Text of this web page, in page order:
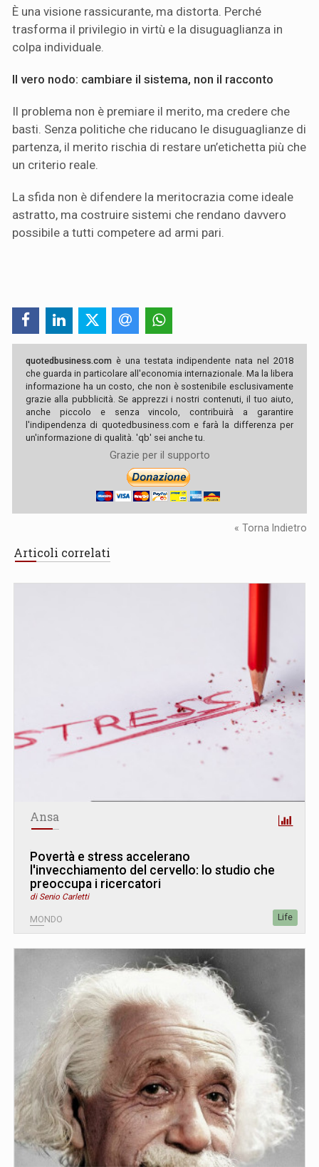
È una visione rassicurante, ma distorta. Perché
trasforma il privilegio in virtù e la disuguaglianza in
colpa individuale.
Il vero nodo: cambiare il sistema, non il racconto
Il problema non è premiare il merito, ma credere che
basti. Senza politiche che riducano le disuguaglianze di
partenza, il merito rischia di restare un’etichetta più che
un criterio reale.
La sfida non è difendere la meritocrazia come ideale
astratto, ma costruire sistemi che rendano davvero
possibile a tutti competere ad armi pari.
quotedbusiness.com è una testata indipendente nata nel 2018
che guarda in particolare all'economia internazionale. Ma la libera
informazione ha un costo, che non è sostenibile esclusivamente
grazie alla pubblicità. Se apprezzi i nostri contenuti, il tuo aiuto,
anche piccolo e senza vincolo, contribuirà a garantire
l'indipendenza di quotedbusiness.com e farà la differenza per
un'informazione di qualità. 'qb' sei anche tu.
Grazie per il supporto
« Torna Indietro
Articoli correlati
Ansa
Povertà e stress accelerano
l'invecchiamento del cervello: lo studio che
preoccupa i ricercatori
di Senio Carletti
MONDO Life